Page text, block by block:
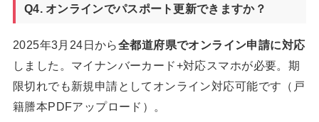
Q4. オンラインでパスポート更新できますか？
2025年3月24日から全都道府県でオンライン申請に対応
しました。マイナンバーカード+対応スマホが必要。期
限切れでも新規申請としてオンライン対応可能です（戸
籍謄本PDFアップロード）。